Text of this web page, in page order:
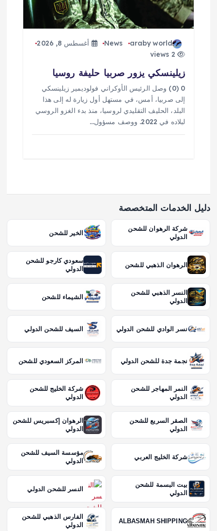
araby world
News
أغسطس 8, 2026
2 views
زيلينسكي يزور صربيا حليفة روسيا
0 (0) وصل الرئيس الأوكراني فولوديمير زيلينسكي
إلى صربيا، أمس، في مستهل أول زيارة له إلى هذا
البلد، الحليف التقليدي لروسيا، منذ بدء الغزو الروسي
لبلاده في 2022. ووصف مسؤول…
دليل الخدمات المتخصصة
شركة الرهوان للشحن
الدولي
الخير للشحن
الرهوان الذهبي للشحن
سعودي كارجو للشحن
الدولي
النسر الذهبي للشحن
الدولي
الشيماء للشحن
نسر الوادي للشحن الدولي السيف للشحن الدولي
نجمة جدة للشحن الدولي المركز السعودي للشحن
النمر المهاجر للشحن
الدولي
شركة الخليج للشحن
الدولي
الصقر السريع للشحن
الدولي
الرهوان إكسبريس للشحن
الدولي
شركة الخليج العربي
مؤسسة السيف للشحن
الدولي
بيت البسمة للشحن
الدولي
النسر للشحن الدولي
ALBASMAH SHIPPING
الفارس الذهبي للشحن
الدولي